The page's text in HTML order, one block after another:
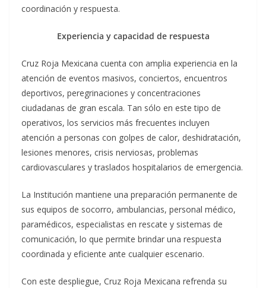
coordinación y respuesta.
Experiencia y capacidad de respuesta
Cruz Roja Mexicana cuenta con amplia experiencia en la
atención de eventos masivos, conciertos, encuentros
deportivos, peregrinaciones y concentraciones
ciudadanas de gran escala. Tan sólo en este tipo de
operativos, los servicios más frecuentes incluyen
atención a personas con golpes de calor, deshidratación,
lesiones menores, crisis nerviosas, problemas
cardiovasculares y traslados hospitalarios de emergencia.
La Institución mantiene una preparación permanente de
sus equipos de socorro, ambulancias, personal médico,
paramédicos, especialistas en rescate y sistemas de
comunicación, lo que permite brindar una respuesta
coordinada y eficiente ante cualquier escenario.
Con este despliegue, Cruz Roja Mexicana refrenda su